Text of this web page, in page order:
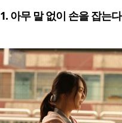
1. 아무 말 없이 손을 잡는다